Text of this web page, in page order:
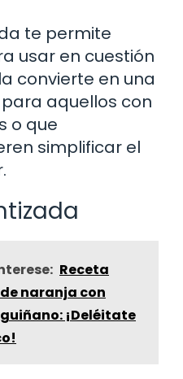
te permite
usar en cuestión
convierte en una
aquellos con
o que
simplificar el
Receta
naranja con
¡Deléitate